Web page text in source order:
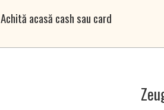
Achită acasă cash sau card